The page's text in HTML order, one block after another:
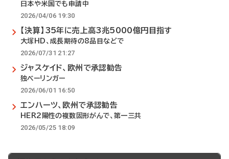
日本や米国でも申請中
2026/04/06 19:30
【決算】35年に売上高3兆5000億円目指す
大塚HD、成長期待の8品目などで
2026/07/31 21:27
ジャスケイド、欧州で承認勧告
独ベーリンガー
2026/06/01 16:50
エンハーツ、欧州で承認勧告
HER2陽性の複数固形がんで、第一三共
2026/05/25 18:09